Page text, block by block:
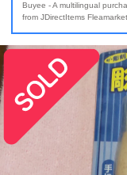
Buyee - A multilingual
from JDirectItems